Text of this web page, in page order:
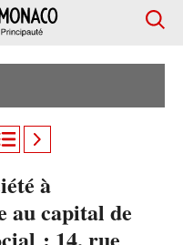
à
au capital de